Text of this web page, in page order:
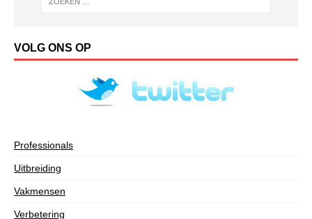
VOLG ONS OP
Professionals
Uitbreiding
Vakmensen
Verbetering